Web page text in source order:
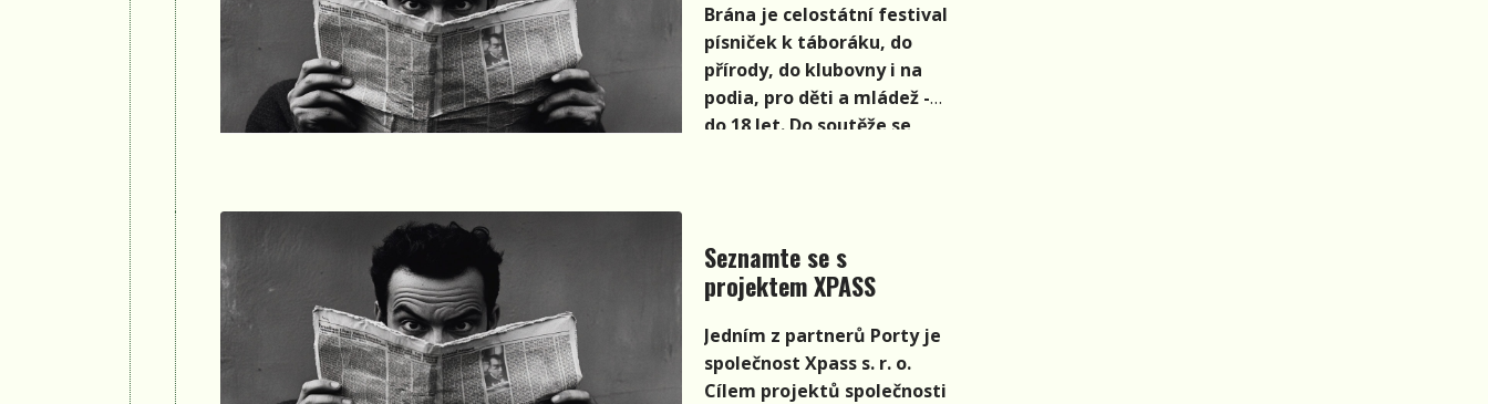
Brána je celostátní festival
písniček k táboráku, do
přírody, do klubovny i na
podia, pro děti a mládež -
do 18 let. Do soutěže se
Seznamte se s
projektem XPASS
Jedním z partnerů Porty je
společnost Xpass s. r. o.
Cílem projektů společnosti